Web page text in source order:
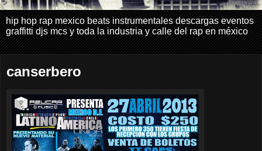
hip hop rap mexico beats instrumentales descargas eventos
graffitti djs mcs y toda la industria y calle del rap en méxico
canserbero